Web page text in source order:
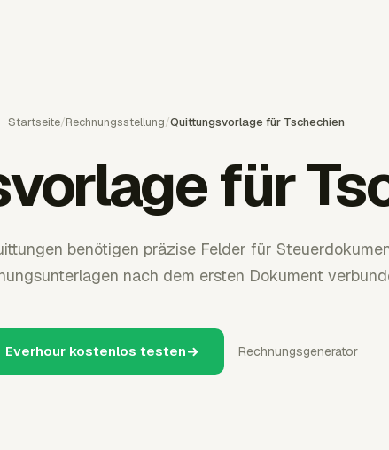
Startseite/Rechnungsstellung/Quittungsvorlage für Tschechien
für
benötigen präzise Felder für
nach dem ersten Dokument
Everhour kostenlos testen Rechnungsgenerator